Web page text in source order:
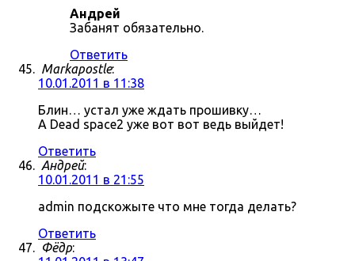
Андрей
Забанят обязательно.
Ответить
Markapostle:
10.01.2011 в 11:38
Блин… устал уже ждать прошивку…
А Dead space2 уже вот вот ведь выйдет!
Ответить
Андрей:
10.01.2011 в 21:55
admin подскожыте что мне тогда делать?
Ответить
Фёдр: